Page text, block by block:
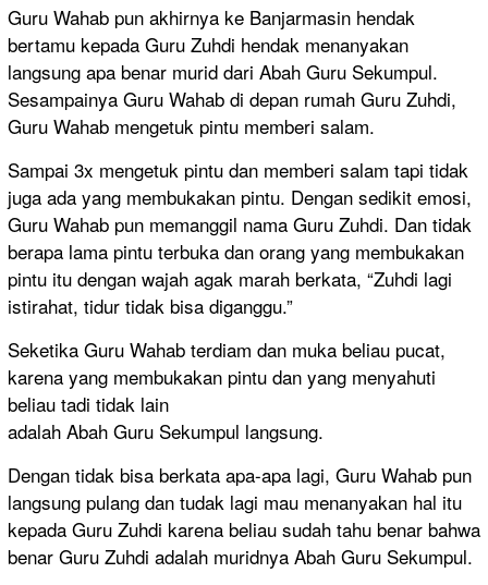
Guru Wahab pun akhirnya ke Banjarmasin hendak
bertamu kepada Guru Zuhdi hendak menanyakan
langsung apa benar murid dari Abah Guru Sekumpul.
Sesampainya Guru Wahab di depan rumah Guru Zuhdi,
Guru Wahab mengetuk pintu memberi salam.
Sampai 3x mengetuk pintu dan memberi salam tapi tidak
juga ada yang membukakan pintu. Dengan sedikit emosi,
Guru Wahab pun memanggil nama Guru Zuhdi. Dan tidak
berapa lama pintu terbuka dan orang yang membukakan
pintu itu dengan wajah agak marah berkata, “Zuhdi lagi
istirahat, tidur tidak bisa diganggu.”
Seketika Guru Wahab terdiam dan muka beliau pucat,
karena yang membukakan pintu dan yang menyahuti
beliau tadi tidak lain
adalah Abah Guru Sekumpul langsung.
Dengan tidak bisa berkata apa-apa lagi, Guru Wahab pun
langsung pulang dan tudak lagi mau menanyakan hal itu
kepada Guru Zuhdi karena beliau sudah tahu benar bahwa
benar Guru Zuhdi adalah muridnya Abah Guru Sekumpul.